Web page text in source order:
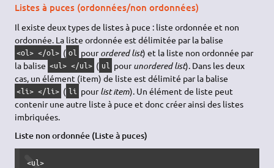
Listes à puces (ordonnées/non ordonnées)
Il existe deux types de listes à puce : liste ordonnée et non
ordonnée. La liste ordonnée est délimitée par la balise
<ol> </ol> ( ol pourordered list) et la liste non ordonnée par
la balise <ul> </ul> ( ul pourunordered list). Dans les deux
cas, un élément (item) de liste est délimité par la balise
<li> </li> ( li pourlist item). Un élément de liste peut
contenir une autre liste à puce et donc créer ainsi des listes
imbriquées.
Liste non ordonnée (Liste à puces)
<ul>